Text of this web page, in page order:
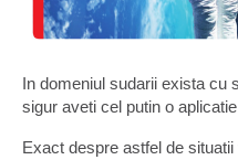
In domeniul sudarii exista cu
sigur aveti cel putin o
Exact despre astfel de